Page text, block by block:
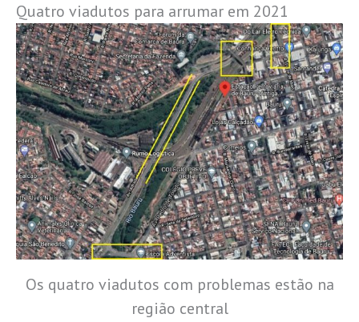
Quatro viadutos para arrumar em 2021
Os quatro viadutos com problemas estão na
região central